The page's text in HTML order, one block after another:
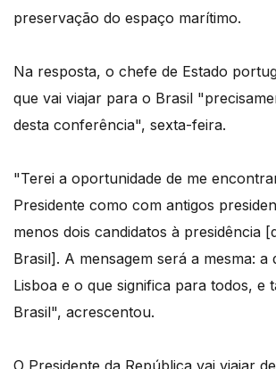
preservação do espaço marítimo.
Na resposta, o chefe de Estado
que vai viajar para o Brasil
desta conferência", sexta-feira.
"Terei a oportunidade de me
Presidente como com antigos
menos dois candidatos à presidência
Brasil]. A mensagem será a mesma: a
Lisboa e o que significa para todos, e
Brasil", acrescentou.